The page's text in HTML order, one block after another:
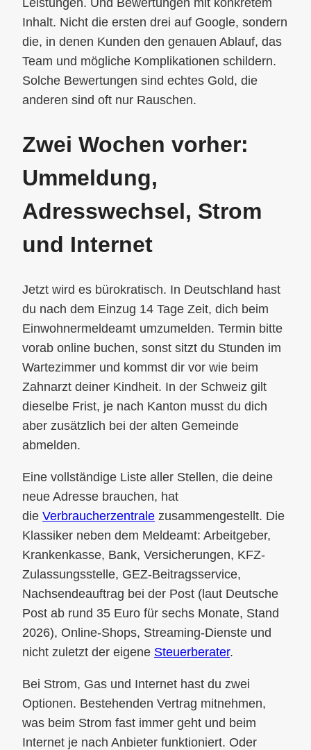
Inhalt. Nicht die ersten drei auf Google, sondern
die, in denen Kunden den genauen Ablauf, das
Team und mögliche Komplikationen schildern.
Solche Bewertungen sind echtes Gold, die
anderen sind oft nur Rauschen.
Zwei Wochen vorher:
Ummeldung,
Adresswechsel, Strom
und Internet
Jetzt wird es bürokratisch. In Deutschland hast
du nach dem Einzug 14 Tage Zeit, dich beim
Einwohnermeldeamt umzumelden. Termin bitte
vorab online buchen, sonst sitzt du Stunden im
Wartezimmer und kommst dir vor wie beim
Zahnarzt deiner Kindheit. In der Schweiz gilt
dieselbe Frist, je nach Kanton musst du dich
aber zusätzlich bei der alten Gemeinde
abmelden.
Eine vollständige Liste aller Stellen, die deine
neue Adresse brauchen, hat
die Verbraucherzentrale zusammengestellt. Die
Klassiker neben dem Meldeamt: Arbeitgeber,
Krankenkasse, Bank, Versicherungen, KFZ-
Zulassungsstelle, GEZ-Beitragsservice,
Nachsendeauftrag bei der Post (laut Deutsche
Post ab rund 35 Euro für sechs Monate, Stand
2026), Online-Shops, Streaming-Dienste und
nicht zuletzt der eigene Steuerberater.
Bei Strom, Gas und Internet hast du zwei
Optionen. Bestehenden Vertrag mitnehmen,
was beim Strom fast immer geht und beim
Internet je nach Anbieter funktioniert. Oder